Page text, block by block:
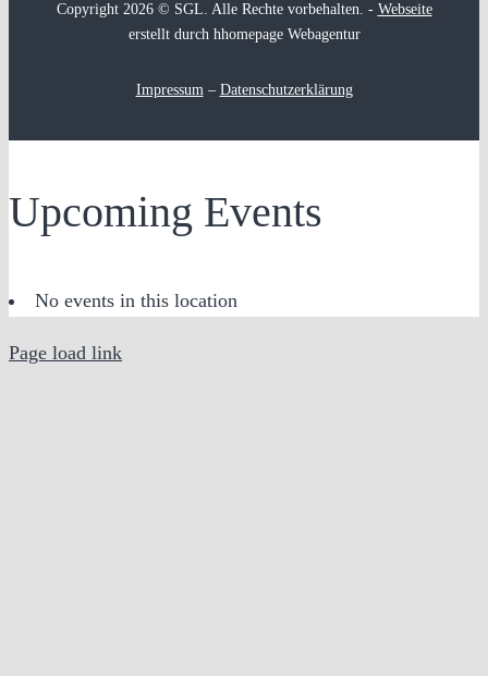
Copyright 2026 © SGL. Alle Rechte vorbehalten. - Webseite
erstellt durch hhomepage Webagentur
Impressum– Datenschutzerklärung
Upcoming Events
No events in this location
Page load link